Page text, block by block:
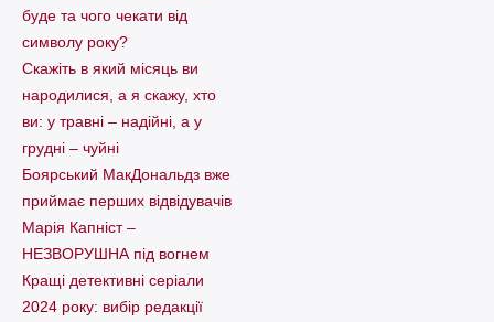
буде та чого чекати від
символу року?
Скажіть в який місяць ви
народилися, а я скажу, хто
ви: у травні – надійні, а у
грудні – чуйні
Боярський МакДональдз вже
приймає перших відвідувачів
Марія Капніст –
НЕЗВОРУШНА під вогнем
Кращі детективні серіали
2024 року: вибір редакції